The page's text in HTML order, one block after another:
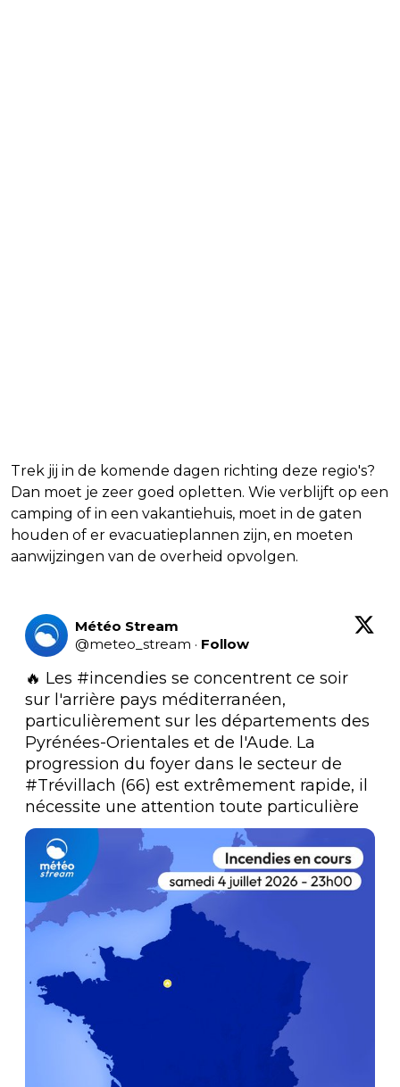
Trek jij in de komende dagen richting deze regio's?
Dan moet je zeer goed opletten. Wie verblijft op een
camping of in een vakantiehuis, moet in de gaten
houden of er evacuatieplannen zijn, en moeten
aanwijzingen van de overheid opvolgen.
Météo Stream
@meteo_stream · Follow
🔥 Les #incendies se concentrent ce soir
sur l'arrière pays méditerranéen,
particulièrement sur les départements des
Pyrénées-Orientales et de l'Aude. La
#Trévillach (66) est extrêmement rapide, il
nécessite une attention toute particulière